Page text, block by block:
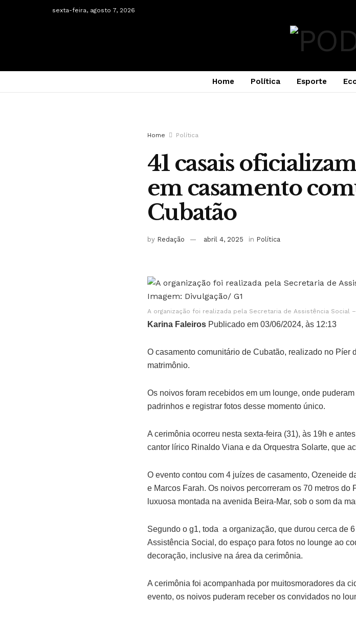
sexta-feira, agosto 7, 2026
Home Política Esporte
Home Política
41 casais
em casamento
Cubatão
by Redação abril 4, 2025 in Política
A organização foi realizada pela Secretaria de Assistência Social –
Karina Faleiros Publicado em 03/06/2024, às 12:13
O casamento comunitário de Cubatão, realizado no
matrimônio.
Os noivos foram recebidos em um lounge, onde
padrinhos e registrar fotos desse momento único.
A cerimônia ocorreu nesta sexta-feira (31), às 19h e
cantor lírico Rinaldo Viana e da Orquestra Solarte, que
O evento contou com 4 juízes de casamento, Ozeneide
e Marcos Farah. Os noivos percorreram os 70 metros
luxuosa montada na avenida Beira-Mar, sob o som da
Segundo o g1, toda a organização, que durou cerca de
Assistência Social, do espaço para fotos no lounge ao
decoração, inclusive na área da cerimônia.
A cerimônia foi acompanhada por muitosmoradores da
evento, os noivos puderam receber os convidados no